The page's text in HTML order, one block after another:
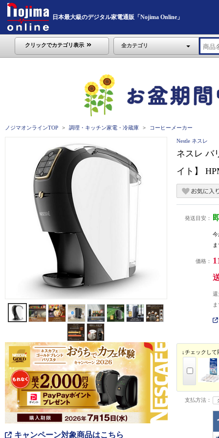
日本最大級のデジタル家電通販「Nojima Online」
クリックでカテゴリ表示 全カテゴリ
ノジマオンラインTOP 調理・キッチン家電・冷蔵庫 コーヒーメーカー
キャンペーン対象商品はこちら
Nestle ネスレ
ネスレ バ
イト】
発送目安：
価格：
還
↓チェックして
支払方法：